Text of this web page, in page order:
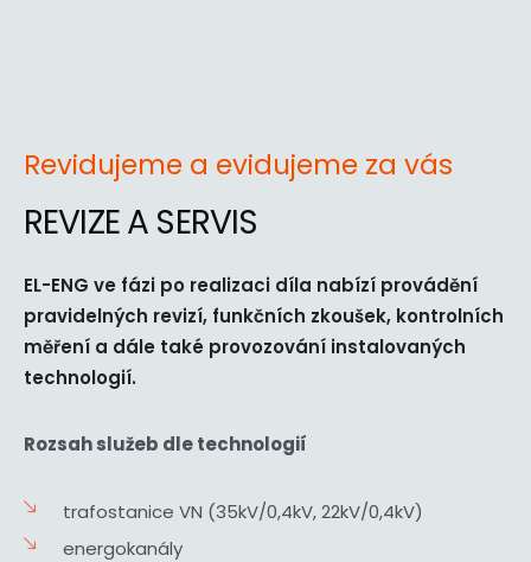
Revidujeme a evidujeme za vás
REVIZE A SERVIS
EL-ENG ve fázi po realizaci díla nabízí provádění
pravidelných revizí, funkčních zkoušek, kontrolních
měření a dále také provozování instalovaných
technologií.
Rozsah služeb dle technologií
trafostanice VN (35kV/0,4kV, 22kV/0,4kV)
energokanály